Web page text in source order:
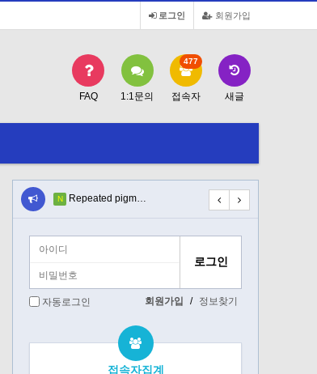
회원가입
로그인
FAQ 1:1문의 접속자
477
새글
N Repeated pigm… Diagnostic ca…
자동로그인 회원가입 / 정보찾기
접속자집계